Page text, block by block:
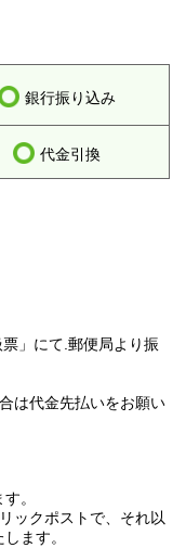
銀行振り込み
代金引換
」にて.郵便局より振
は代金先払いをお願い
。
ックポストで、それ以
ます。